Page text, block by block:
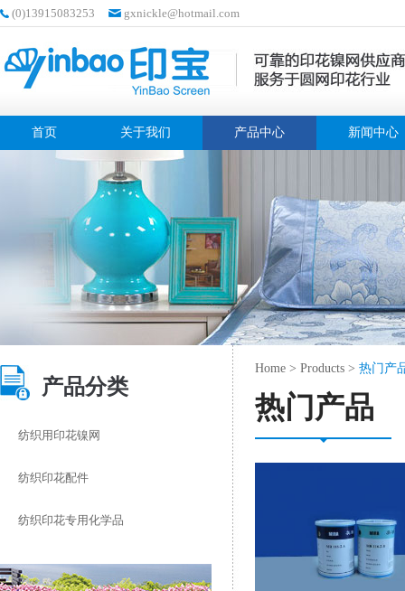
(0)13915083253 gxnickle@hotmail.com
首页 关于我们 产品中心 新闻中心
产品分类
纺织用印花镍网
纺织印花配件
纺织印花专用化学品
Home > Products > 热门产
热门产品